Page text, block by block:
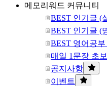
메모리워드 커뮤니티
BEST 인기글 (
BEST 인기글 (
BEST 영어공
매일 1문장 초
공지사항
이벤트